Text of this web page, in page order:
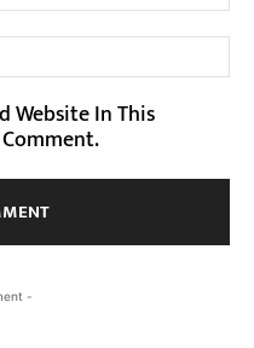
Website In This
-